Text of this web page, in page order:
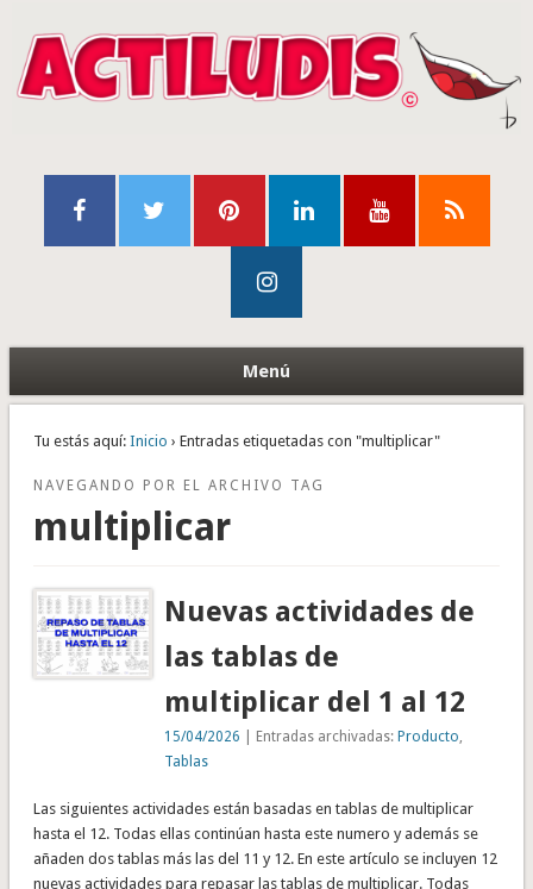
Menú
Tu estás aquí: Inicio › Entradas etiquetadas con "multiplicar"
NAVEGANDO POR EL ARCHIVO TAG
multiplicar
Nuevas actividades de
las tablas de
multiplicar del 1 al 12
15/04/2026 | Entradas archivadas:Producto
Tablas
Las siguientes actividades están basadas en tablas de multiplicar
hasta el 12. Todas ellas continúan hasta este numero y además se
añaden dos tablas más las del 11 y 12. En este artículo se incluyen 12
nuevas actividades para repasar las tablas de multiplicar. Todas